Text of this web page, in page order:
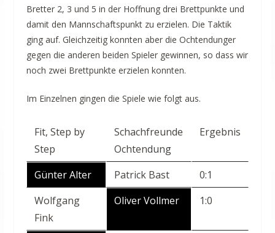
Bretter 2, 3 und 5 in der Hoffnung drei Brettpunkte und
damit den Mannschaftspunkt zu erzielen. Die Taktik
ging auf. Gleichzeitig konnten aber die Ochtendunger
gegen die anderen beiden Spieler gewinnen, so dass wir
noch zwei Brettpunkte erzielen konnten.
Im Einzelnen gingen die Spiele wie folgt aus.
Fit, Step by
Step
Schachfreunde
Ochtendung
Ergebnis
Günter Alter Patrick Bast
0:1
Wolfgang
Fink
Oliver Vollmer 1:0